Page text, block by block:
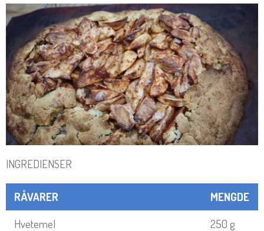
INGREDIENSER
RÅVARER
MENGDE
Hvetemel
250 g